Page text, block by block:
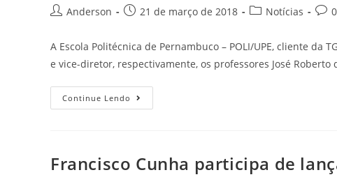
Anderson 21 de março de 2018 Notícias
A Escola Politécnica de Pernambuco – POLI/UPE, cliente da
e vice-diretor, respectivamente, os professores José Roberto
Continue Lendo
Francisco Cunha participa de